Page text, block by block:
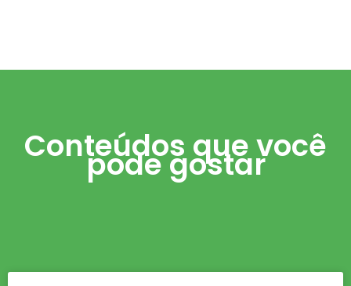
Conteúdos que você
pode gostar